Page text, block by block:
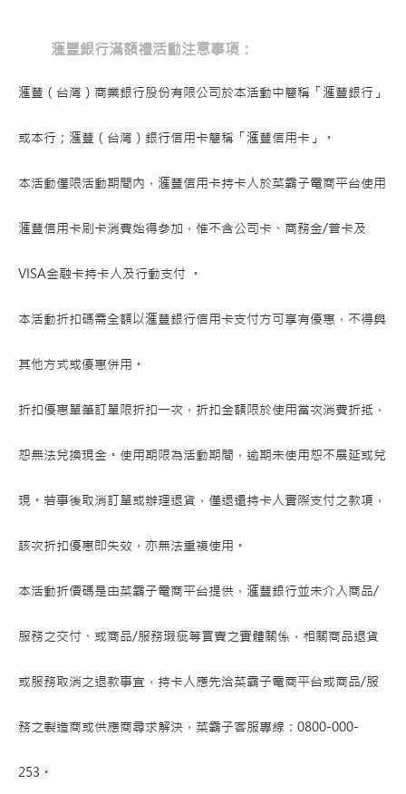
滙豐銀行滿額禮活動注意事項：
滙豐（台灣）商業銀行股份有限公司於本活動中簡稱「滙豐銀行」
或本行；滙豐（台灣）銀行信用卡簡稱「滙豐信用卡」。
本活動僅限活動期間內，滙豐信用卡持卡人於菜霸子電商平台使用
滙豐信用卡刷卡消費始得參加，惟不含公司卡、商務金/普卡及
VISA金融卡持卡人及行動支付 。
本活動折扣碼需全額以滙豐銀行信用卡支付方可享有優惠，不得與
其他方式或優惠併用。
折扣優惠單筆訂單限折扣一次，折扣金額限於使用當次消費折抵，
恕無法兌換現金。使用期限為活動期間，逾期未使用恕不展延或兌
現。若事後取消訂單或辦理退貨，僅退還持卡人實際支付之款項，
該次折扣優惠即失效，亦無法重複使用。
本活動折價碼是由菜霸子電商平台提供，滙豐銀行並未介入商品/
服務之交付、或商品/服務瑕疵等買賣之實體關係，相關商品退貨
或服務取消之退款事宜，持卡人應先洽菜霸子電商平台或商品/服
務之製造商或供應商尋求解決，菜霸子客服專線：0800-000-
253。